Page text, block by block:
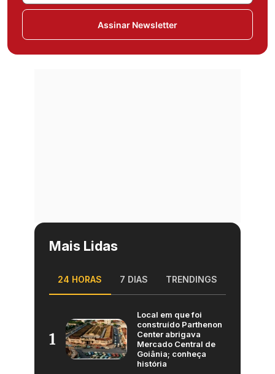
Assinar Newsletter
Mais Lidas
24 HORAS 7 DIAS TRENDINGS
1
Local em que foi
construído Parthenon
Center abrigava
Mercado Central de
Goiânia; conheça
história